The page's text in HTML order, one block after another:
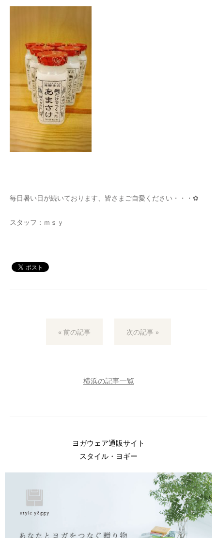
毎日暑い日が続いております、皆さまご自愛ください・・・✿
スタッフ：ｍｓｙ
« 前の記事 次の記事 »
横浜の記事一覧
ヨガウェア通販サイト
スタイル・ヨギー